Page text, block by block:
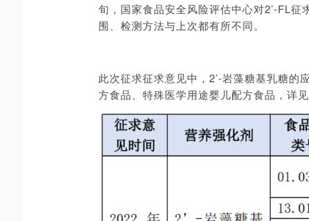
旬，国家食品安全风险评估中心对2’-FL
围、检测方法与上次都有所不同。
此次征求征求意见中，2’-岩藻糖基乳糖
方食品、特殊医学用途婴儿配方食品，详见